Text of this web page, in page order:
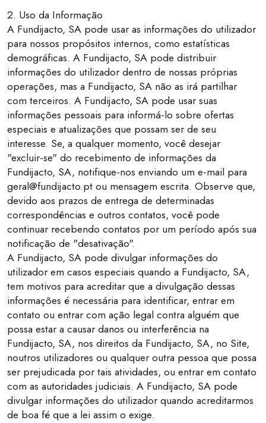
2. Uso da Informação
A Fundijacto, SA pode usar as informações do utilizador
para nossos propósitos internos, como estatísticas
demográficas. A Fundijacto, SA pode distribuir
informações do utilizador dentro de nossas próprias
operações, mas a Fundijacto, SA não as irá partilhar
com terceiros. A Fundijacto, SA pode usar suas
informações pessoais para informá-lo sobre ofertas
especiais e atualizações que possam ser de seu
interesse. Se, a qualquer momento, você desejar
"excluir-se" do recebimento de informações da
Fundijacto, SA, notifique-nos enviando um e-mail para
geral@fundijacto.pt ou mensagem escrita. Observe que,
devido aos prazos de entrega de determinadas
correspondências e outros contatos, você pode
continuar recebendo contatos por um período após sua
notificação de "desativação".
A Fundijacto, SA pode divulgar informações do
utilizador em casos especiais quando a Fundijacto, SA,
tem motivos para acreditar que a divulgação dessas
informações é necessária para identificar, entrar em
contato ou entrar com ação legal contra alguém que
possa estar a causar danos ou interferência na
Fundijacto, SA, nos direitos da Fundijacto, SA, no Site,
noutros utilizadores ou qualquer outra pessoa que possa
ser prejudicada por tais atividades, ou entrar em contato
com as autoridades judiciais. A Fundijacto, SA pode
divulgar informações do utilizador quando acreditarmos
de boa fé que a lei assim o exige.